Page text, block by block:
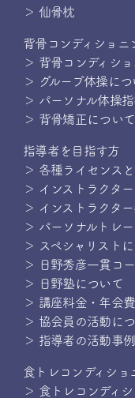
＞ 仙骨枕
背骨コンディショニ
＞ 背骨コンディシ
＞ グループ体操につ
＞ パーソナル体操
＞ 背骨矯正について
指導者を目指す方
＞ 各種ライセンス
＞ インストラクタ
＞ インストラクタ
＞ パーソナルトレ
＞ スペシャリスト
＞ 日野秀彦一貫コ
＞ 日野塾について
＞ 講座料金・年会
＞ 協会員の活動に
＞ 指導者の活動事例
食トレコンディショ
＞ 食トレコンディ